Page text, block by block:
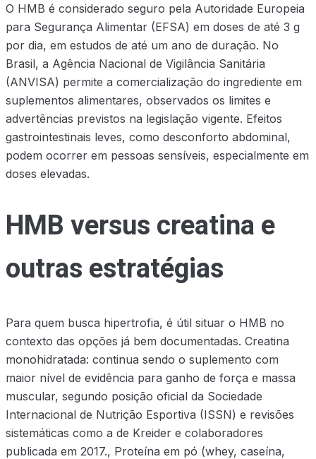
O HMB é considerado seguro pela Autoridade Europeia
para Segurança Alimentar (EFSA) em doses de até 3 g
por dia, em estudos de até um ano de duração. No
Brasil, a Agência Nacional de Vigilância Sanitária
(ANVISA) permite a comercialização do ingrediente em
suplementos alimentares, observados os limites e
advertências previstos na legislação vigente. Efeitos
gastrointestinais leves, como desconforto abdominal,
podem ocorrer em pessoas sensíveis, especialmente em
doses elevadas.
HMB versus creatina e
outras estratégias
Para quem busca hipertrofia, é útil situar o HMB no
contexto das opções já bem documentadas. Creatina
monohidratada: continua sendo o suplemento com
maior nível de evidência para ganho de força e massa
muscular, segundo posição oficial da Sociedade
Internacional de Nutrição Esportiva (ISSN) e revisões
sistemáticas como a de Kreider e colaboradores
publicada em 2017., Proteína em pó (whey, caseína,